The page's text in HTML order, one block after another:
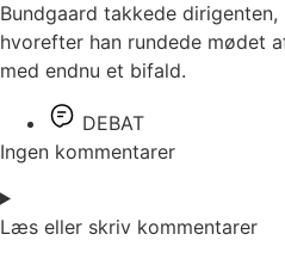
Bundgaard takkede
hvorefter han rundede mødet
med endnu et bifald.
DEBAT
Ingen kommentarer
Læs eller skriv kommentarer